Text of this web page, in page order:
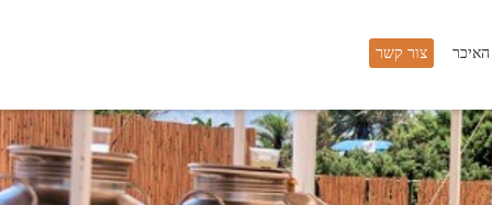
האיכר צור קשר